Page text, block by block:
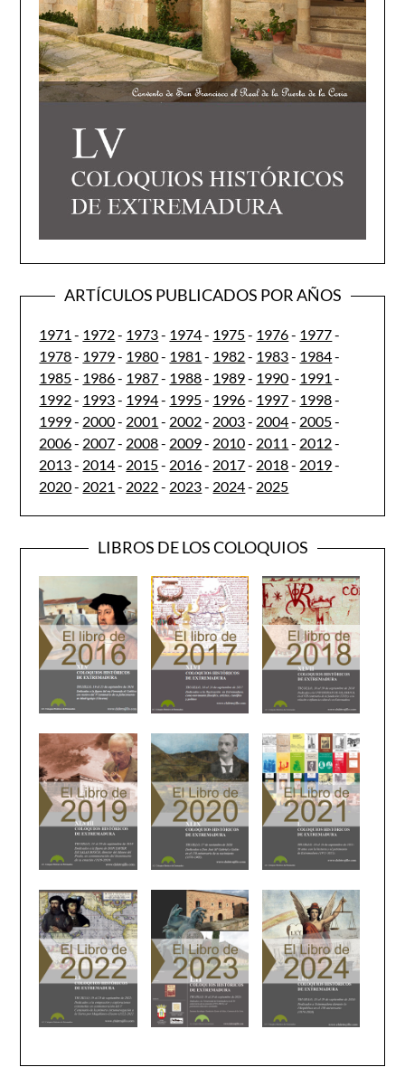
ARTÍCULOS PUBLICADOS POR AÑOS
1971 - 1972- 1973- 1974- 1975- 1976- 1977-
1978- 1979- 1980- 1981 - 1982- 1983- 1984-
1985- 1986- 1987- 1988- 1989- 1990- 1991 -
1992- 1993- 1994- 1995- 1996- 1997- 1998-
1999- 2000- 2001 - 2002- 2003- 2004- 2005-
2006- 2007- 2008- 2009- 2010- 2011 - 2012-
2013- 2014- 2015- 2016- 2017- 2018- 2019-
2020- 2021 - 2022- 2023- 2024- 2025
LIBROS DE LOS COLOQUIOS